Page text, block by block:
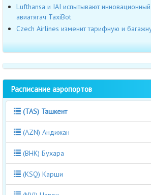
Lufthansa и IAI испытывают
авиатягач TaxiBot
Czech Airlines изменит тарифную и
Расписание аэропортов
(TAS) Ташкент
(AZN) Андижан
(BHK) Бухара
(KSQ) Карши